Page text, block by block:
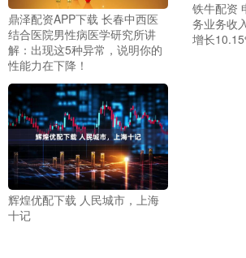
鼎泽配资APP下载 长春中西医
结合医院男性病医学研究所讲
解：出现这5种异常，说明你的
性能力在下降！
铁牛配资
务业务收
增长
辉煌优配下载 人民城市，上海
十记